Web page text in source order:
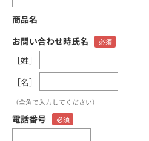
商品名
お問い合わせ時氏名
［姓］
［名］
（全角で入力してください）
電話番号